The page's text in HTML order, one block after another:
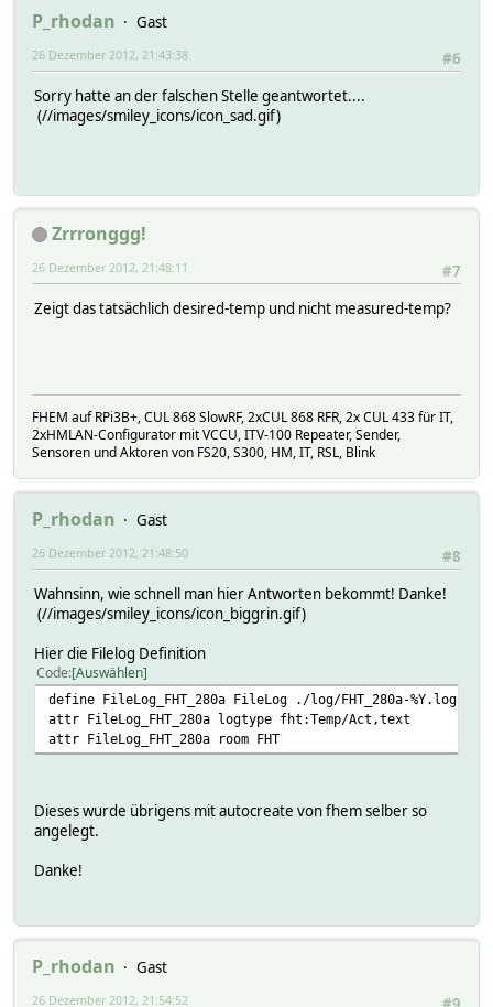
P_rhodan
Gast
#6
26 Dezember 2012, 21:43:38
Sorry hatte an der falschen Stelle geantwortet....
(//images/smiley_icons/icon_sad.gif)
Zrrronggg!
#7
26 Dezember 2012, 21:48:11
Zeigt das tatsächlich desired-temp und nicht measured-temp?
FHEM auf RPi3B+, CUL 868 SlowRF, 2xCUL 868 RFR, 2x CUL 433 für IT,
2xHMLAN-Configurator mit VCCU, ITV-100 Repeater, Sender,
Sensoren und Aktoren von FS20, S300, HM, IT, RSL, Blink
P_rhodan
Gast
#8
26 Dezember 2012, 21:48:50
Wahnsinn, wie schnell man hier Antworten bekommt! Danke!
(//images/smiley_icons/icon_biggrin.gif)
Hier die Filelog Definition
Code Auswählen
define FileLog_FHT_280a FileLog ./log/FHT_280a-%Y.log
attr FileLog_FHT_280a logtype fht:Temp/Act,text
attr FileLog_FHT_280a room FHT
Dieses wurde übrigens mit autocreate von fhem selber so
angelegt.
Danke!
P_rhodan
Gast
26 Dezember 2012, 21:54:52